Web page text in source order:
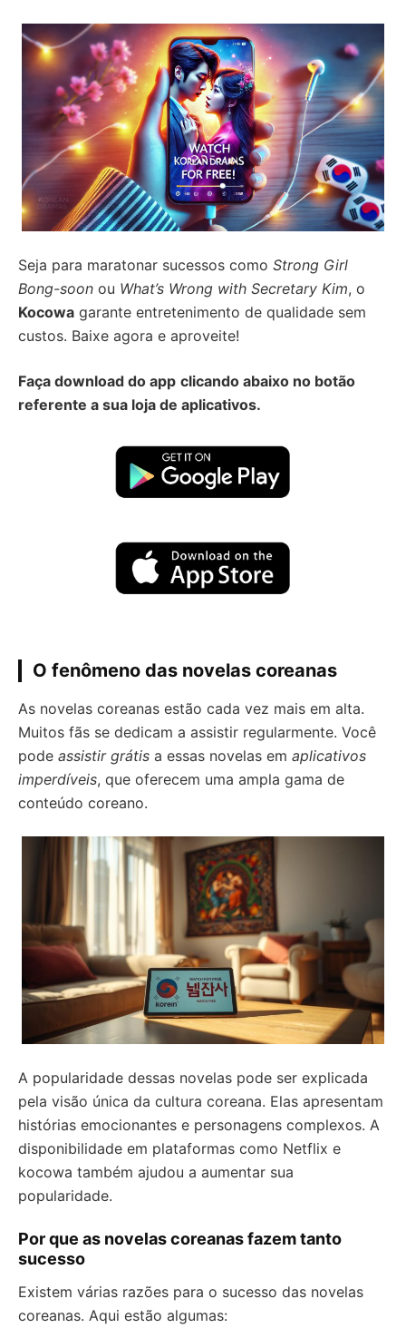
Seja para maratonar sucessos como Strong Girl
Bong-soon ou What’s Wrong with Secretary Kim, o
Kocowa garante entretenimento de qualidade sem
custos. Baixe agora e aproveite!
Faça download do app clicando abaixo no botão
referente a sua loja de aplicativos.
O fenômeno das novelas coreanas
As novelas coreanas estão cada vez mais em alta.
Muitos fãs se dedicam a assistir regularmente. Você
pode assistir grátis a essas novelas em aplicativos
imperdíveis, que oferecem uma ampla gama de
conteúdo coreano.
A popularidade dessas novelas pode ser explicada
pela visão única da cultura coreana. Elas apresentam
histórias emocionantes e personagens complexos. A
disponibilidade em plataformas como Netflix e
kocowa também ajudou a aumentar sua
popularidade.
Por que as novelas coreanas fazem tanto
sucesso
Existem várias razões para o sucesso das novelas
coreanas. Aqui estão algumas: